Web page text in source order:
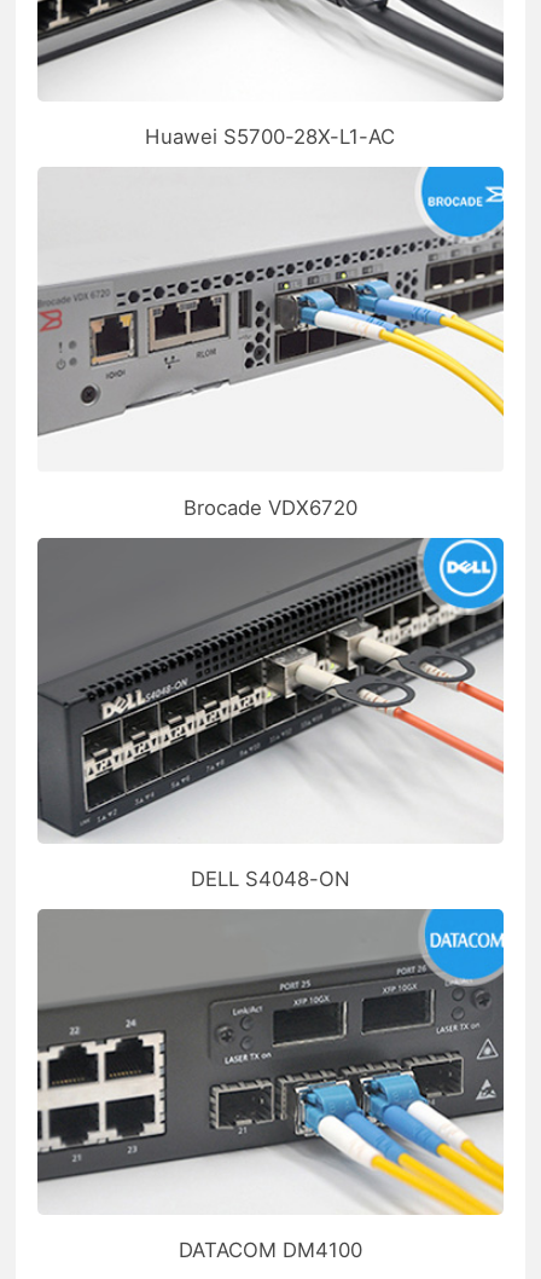
Huawei S5700-28X-L1-AC
Brocade VDX6720
DELL S4048-ON
DATACOM DM4100